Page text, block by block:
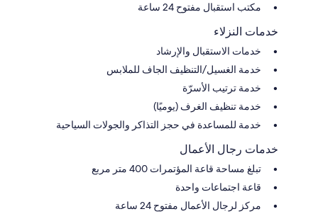
مكتب استقبال مفتوح 24 ساعة
خدمات النزلاء
خدمات الاستقبال والإرشاد
خدمة الغسيل/التنظيف الجاف للملابس
خدمة ترتيب الأسرّة
خدمة تنظيف الغرف (يوميًا)
خدمة للمساعدة في حجز التذاكر والجولات السياحية
خدمات رجال الأعمال
تبلغ مساحة قاعة المؤتمرات 400 متر مربع
قاعة اجتماعات واحدة
مركز لرجال الأعمال مفتوح 24 ساعة